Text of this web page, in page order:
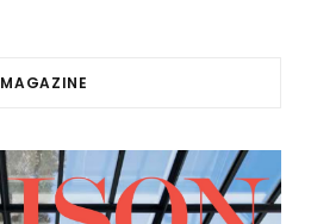
MAGAZINE